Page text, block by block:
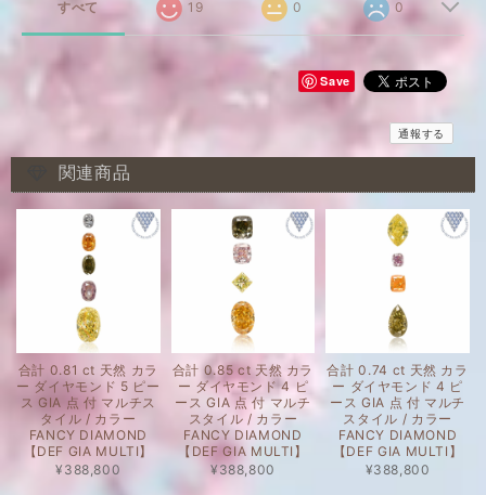
すべて 19 0 0
Save
通報する
関連商品
合計 0.81 ct 天然 カラ
ー ダイヤモンド 5 ピー
ス GIA 点 付 マルチス
タイル / カラー
FANCY DIAMOND
【DEF GIA MULTI】
¥388,800
合計 0.85 ct 天然 カラ
ー ダイヤモンド 4 ピ
ース GIA 点 付 マルチ
スタイル / カラー
FANCY DIAMOND
【DEF GIA MULTI】
¥388,800
合計 0.74 ct 天然 カラ
ー ダイヤモンド 4 ピ
ース GIA 点 付 マルチ
スタイル / カラー
FANCY DIAMOND
【DEF GIA MULTI】
¥388,800